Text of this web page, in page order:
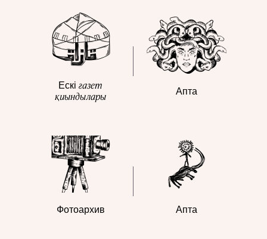
Ескі газет
қиындылары
Апта
Фотоархив Апта